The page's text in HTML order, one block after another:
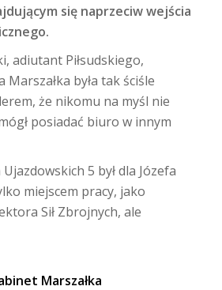
się naprzeciw wejścia
adiutant Piłsudskiego,
Marszałka była tak ściśle
że nikomu na myśl nie
posiadać biuro w innym
5 był dla Józefa
miejscem pracy, jako
Sił Zbrojnych, ale
Marszałka